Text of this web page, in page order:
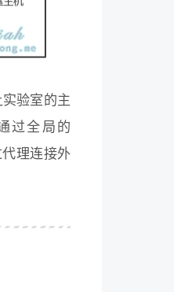
验室的主
过全局的
理连接外